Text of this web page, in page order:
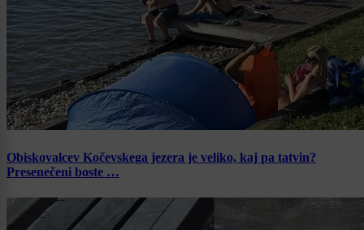
Obiskovalcev Kočevskega jezera je veliko, kaj pa tatvin?
Presenečeni boste …